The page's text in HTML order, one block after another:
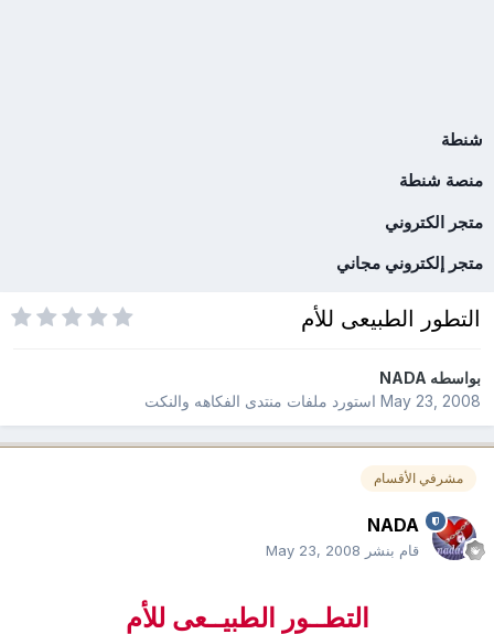
شنطة
منصة شنطة
متجر الكتروني
متجر إلكتروني مجاني
التطور الطبيعى للأم
بواسطهNADA
May 23, 2008استورد ملفات منتدى الفكاهه والنكت
مشرفي الأقسام
NADA
قام بنشر May 23, 2008
التطــور الطبيــعى للأم